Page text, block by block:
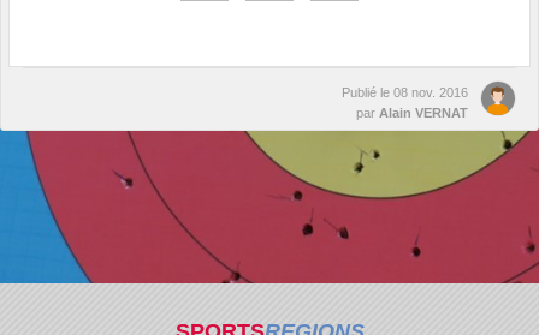
Publié le 08 nov. 2016
par Alain VERNAT